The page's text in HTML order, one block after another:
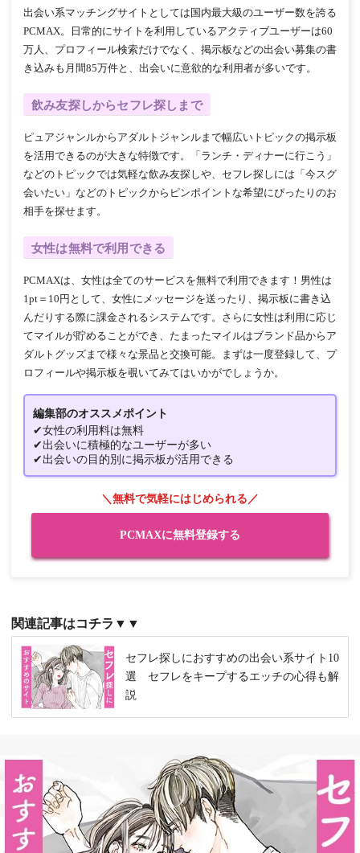
出会い系マッチングサイトとしては国内最大級のユーザー数を誇る
PCMAX。日常的にサイトを利用しているアクティブユーザーは60
万人、プロフィール検索だけでなく、掲示板などの出会い募集の書
き込みも月間85万件と、出会いに意欲的な利用者が多いです。
飲み友探しからセフレ探しまで
ピュアジャンルからアダルトジャンルまで幅広いトピックの掲示板
を活用できるのが大きな特徴です。「ランチ・ディナーに行こう」
などのトピックでは気軽な飲み友探しや、セフレ探しには「今スグ
会いたい」などのトピックからピンポイントな希望にぴったりのお
相手を探せます。
女性は無料で利用できる
PCMAXは、女性は全てのサービスを無料で利用できます！男性は
1pt＝10円として、女性にメッセージを送ったり、掲示板に書き込
んだりする際に課金されるシステムです。さらに女性は利用に応じ
てマイルが貯めることができ、たまったマイルはブランド品からア
ダルトグッズまで様々な景品と交換可能。まずは一度登録して、プ
ロフィールや掲示板を覗いてみてはいかがでしょうか。
編集部のオススメポイント
✔女性の利用料は無料
✔出会いに積極的なユーザーが多い
✔出会いの目的別に掲示板が活用できる
＼無料で気軽にはじめられる／
PCMAXに無料登録する
関連記事はコチラ▼▼
セフレ探しにおすすめの出会い系サイト10
選 セフレをキープするエッチの心得も解
説